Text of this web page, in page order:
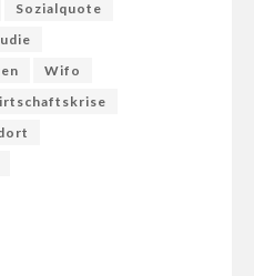
Sozialquote
Wifo